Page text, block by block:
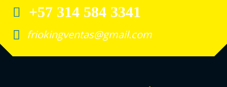
+57 314 584 3341
friokingventas@gmail.com